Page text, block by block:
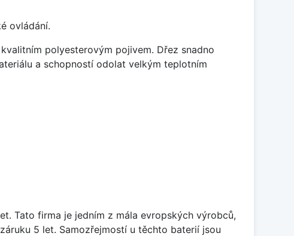
ovládání.
polyesterovým pojivem. Dřez snadno
a schopností odolat velkým teplotním
Tato firma je jedním z mála evropských výrobců,
5 let. Samozřejmostí u těchto baterií jsou